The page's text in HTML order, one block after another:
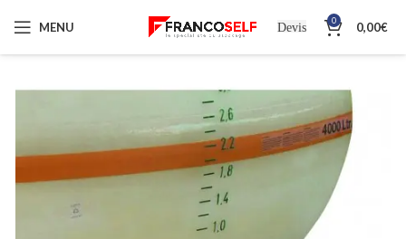
MENU Devis 0 0,00€